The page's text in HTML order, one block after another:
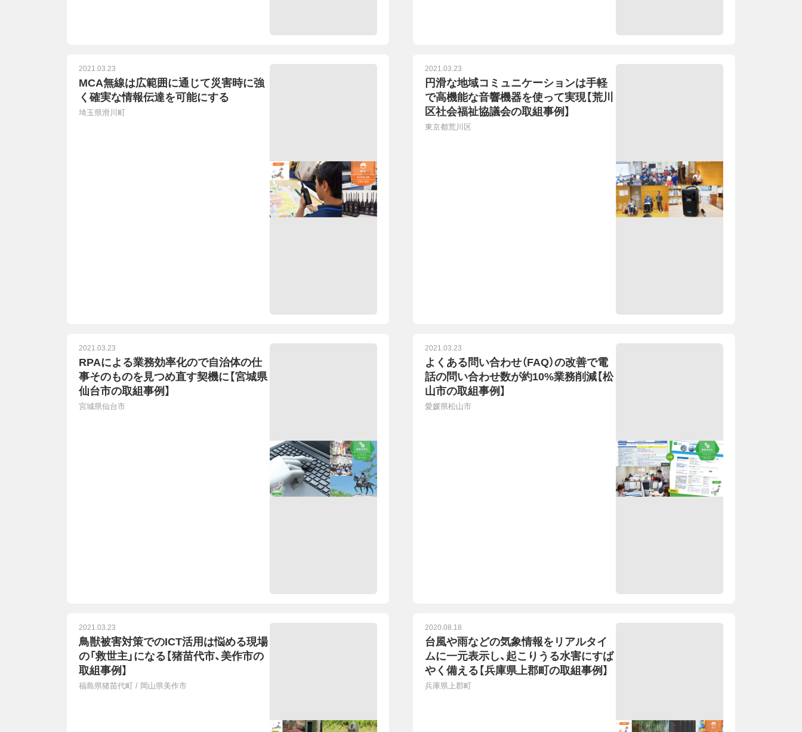
2021.03.23
MCA無線は広範囲に通じて災害時に強
く確実な情報伝達を可能にする
埼玉県滑川町
2021.03.23
円滑な地域コミュニケーションは手軽
で高機能な音響機器を使って実現【荒川
区社会福祉協議会の取組事例】
東京都荒川区
2021.03.23
RPAによる業務効率化ので自治体の仕
事そのものを見つめ直す契機に【宮城県
仙台市の取組事例】
宮城県仙台市
2021.03.23
よくある問い合わせ（FAQ）の改善で電
話の問い合わせ数が約10%業務削減【松
山市の取組事例】
愛媛県松山市
2021.03.23
鳥獣被害対策でのICT活用は悩める現場
の「救世主」になる【猪苗代市、美作市の
取組事例】
福島県猪苗代町 / 岡山県美作市
2020.08.18
台風や雨などの気象情報をリアルタイ
ムに一元表示し、起こりうる水害にすば
やく備える【兵庫県上郡町の取組事例】
兵庫県上郡町